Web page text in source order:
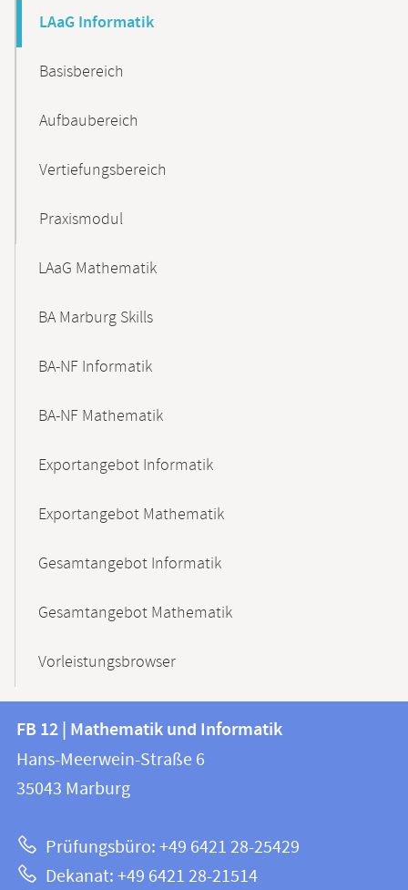
LAaG Informatik
Basisbereich
Aufbaubereich
Vertiefungsbereich
Praxismodul
LAaG Mathematik
BA Marburg Skills
BA-NF Informatik
BA-NF Mathematik
Exportangebot Informatik
Exportangebot Mathematik
Gesamtangebot Informatik
Gesamtangebot Mathematik
Vorleistungsbrowser
Kontakt
und
Informationen
Website
FB
12
|
und
Informatik
FB 12 | Mathematik und Informatik
Hans-Meerwein-Straße 6
35043 Marburg
Prüfungsbüro: +49 6421 28-25429
Dekanat: +49 6421 28-21514